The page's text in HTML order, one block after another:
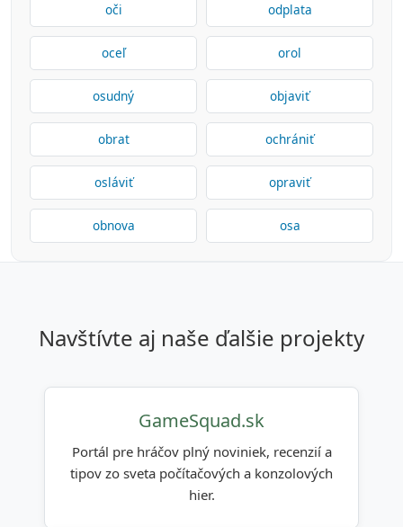
oči odplata
oceľ orol
osudný objaviť
obrat ochrániť
osláviť opraviť
obnova osa
navštívte aj naše ďalšie projekty
GameSquad.sk
Portál pre hráčov plný noviniek, recenzií a
tipov zo sveta počítačových a konzolových
hier.